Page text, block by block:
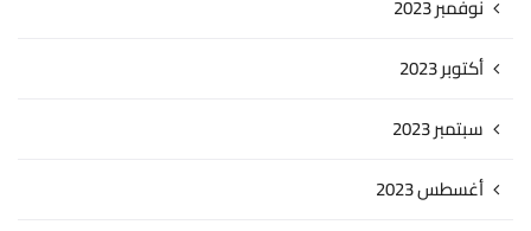
نوفمبر 2023
أكتوبر 2023
سبتمبر 2023
أغسطس 2023